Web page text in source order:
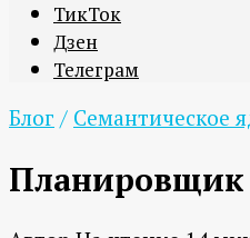
ТикТок
Дзен
Телеграм
Блог / Семантическое
Планировщик